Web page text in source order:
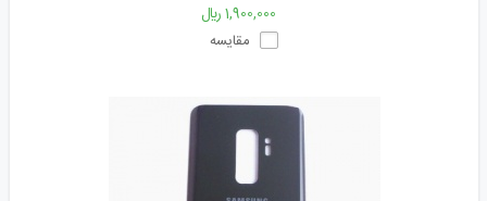
1,900,000 ﷼
مقایسه